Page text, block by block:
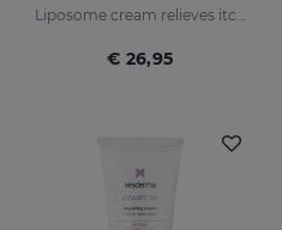
Liposome cream relieves itching and redness of skin irritations
€ 26,95